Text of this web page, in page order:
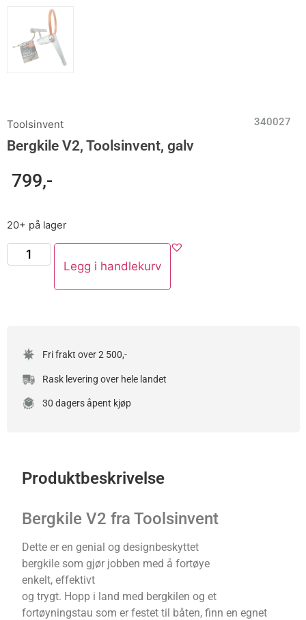
Toolsinvent 340027
Bergkile V2, Toolsinvent, galv
799,-
20+ på lager
Legg i handlekurv
Fri frakt over 2 500,-
Rask levering over hele landet
30 dagers åpent kjøp
Produktbeskrivelse
Bergkile V2 fra Toolsinvent
Dette er en genial og designbeskyttet
bergkile som gjør jobben med å fortøye
enkelt, effektivt
og trygt. Hopp i land med bergkilen og et
fortøyningstau som er festet til båten, finn en egnet